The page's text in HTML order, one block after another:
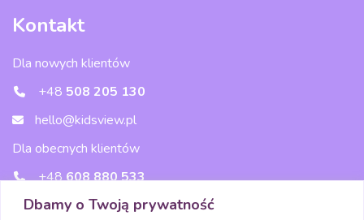
Dbamy o Twoją prywatność
Kontakt
Dla nowych klientów
+48 508 205 130
hello@kidsview.pl
Dla obecnych klientów
+48608 880 533
wsparcie@kidsview.pl